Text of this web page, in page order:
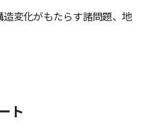
変化がもたらす諸問題、地
ト